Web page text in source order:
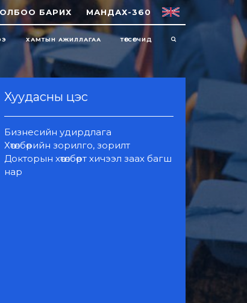
БАРИХ МАНДАХ-360
ХАМТЫН АЖИЛЛАГАА ТӨГСӨГЧИД
Хуудасны цэс
Бизнесийн удирдлага
Хөтөлбөрийн зорилго, зорилт
Докторын хөтөлбөрт хичээл заах багш
нар